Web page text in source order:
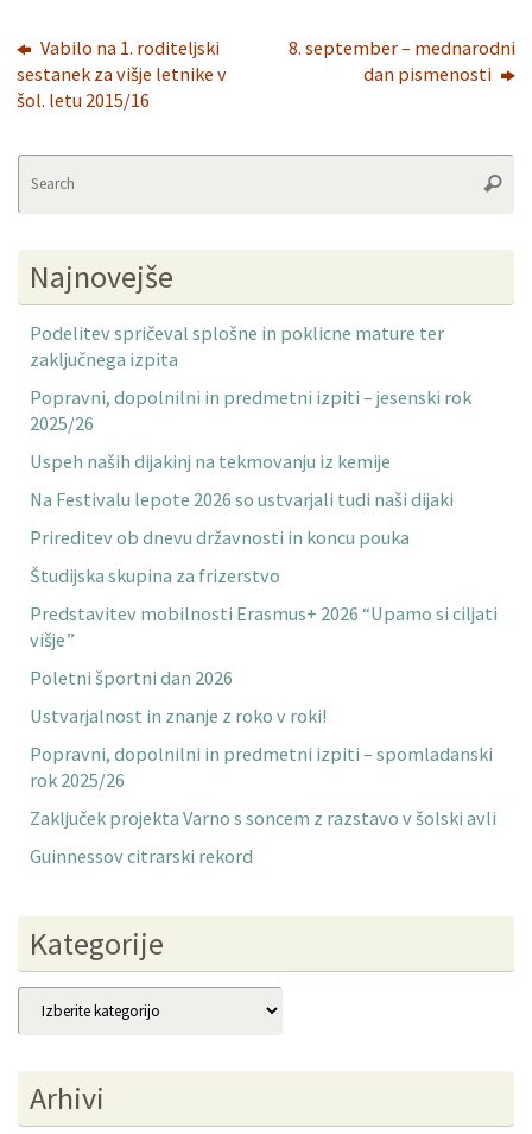
Vabilo na 1. roditeljski
sestanek za višje letnike v
šol. letu 2015/16
8. september – mednarodni
dan pismenosti
Najnovejše
Podelitev spričeval splošne in poklicne mature ter
zaključnega izpita
Popravni, dopolnilni in predmetni izpiti – jesenski rok
2025/26
Uspeh naših dijakinj na tekmovanju iz kemije
Na Festivalu lepote 2026 so ustvarjali tudi naši dijaki
Prireditev ob dnevu državnosti in koncu pouka
Študijska skupina za frizerstvo
Predstavitev mobilnosti Erasmus+ 2026 “Upamo si ciljati
višje”
Poletni športni dan 2026
Ustvarjalnost in znanje z roko v roki!
Popravni, dopolnilni in predmetni izpiti – spomladanski
rok 2025/26
Zaključek projekta Varno s soncem z razstavo v šolski avli
Guinnessov citrarski rekord
Kategorije
Kategorije
Arhivi